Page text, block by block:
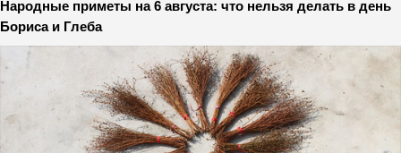
Народные приметы на 6 августа: что нельзя делать в день
Бориса и Глеба